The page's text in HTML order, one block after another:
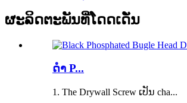
ຜະລິດຕະພັນທີ່ໂດດເດັ່ນ
ດຳ P...
1. The Drywall Screw ເປັນ cha...